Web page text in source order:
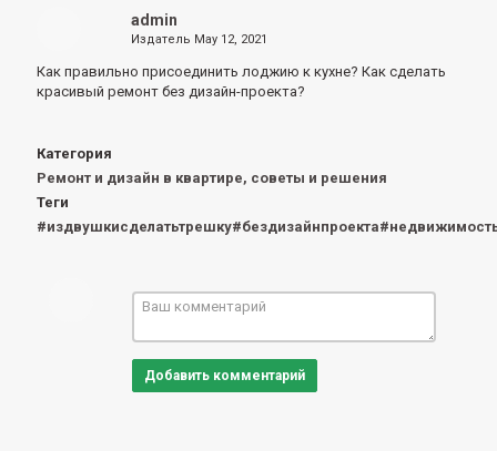
admin
Издатель May 12, 2021
Как правильно присоединить лоджию к кухне? Как сделать
красивый ремонт без дизайн-проекта?
Категория
Ремонт и дизайн в квартире, советы и решения
Теги
Добавить комментарий